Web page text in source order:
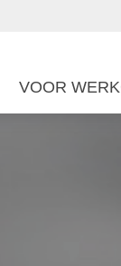
VOOR